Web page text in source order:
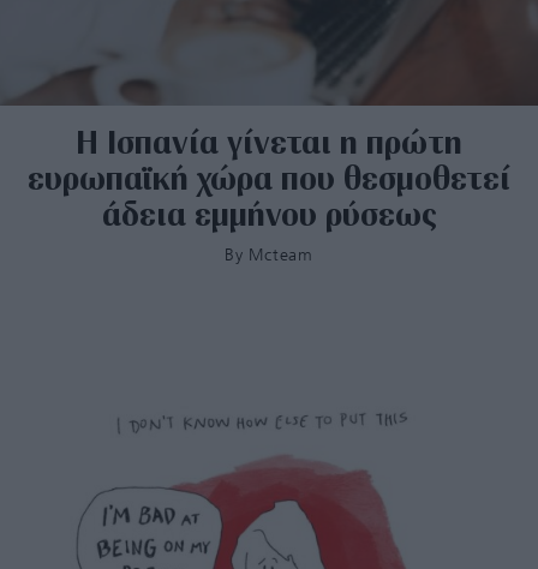
Η Ισπανία γίνεται η πρώτη
ευρωπαϊκή χώρα που θεσμοθετεί
άδεια εμμήνου ρύσεως
By Mcteam